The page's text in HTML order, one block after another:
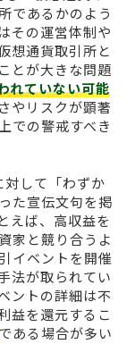
であるかのよう
その運営体制や
想通貨取引所と
とが大きな問題
れていない可能
やリスクが顕著
での警戒すべき
して「わずか
た宣伝文句を掲
えば、高収益を
家と競り合うよ
イベントを開催
法が取られてい
ントの詳細は不
益を還元するこ
ある場合が多い